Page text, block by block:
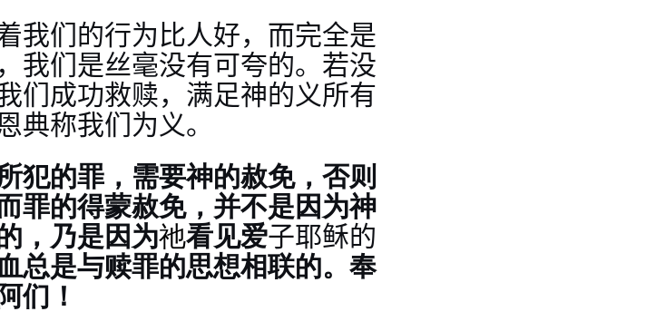
我们的行为比人好，而完全是
我们是丝毫没有可夸的。若没
们成功救赎，满足神的义所有
典称我们为义。
犯的罪，需要神的赦免，否则
罪的得蒙赦免，并不是因为神
，乃是因为祂看见爱子耶稣的
总是与赎罪的思想相联的。 奉
们！